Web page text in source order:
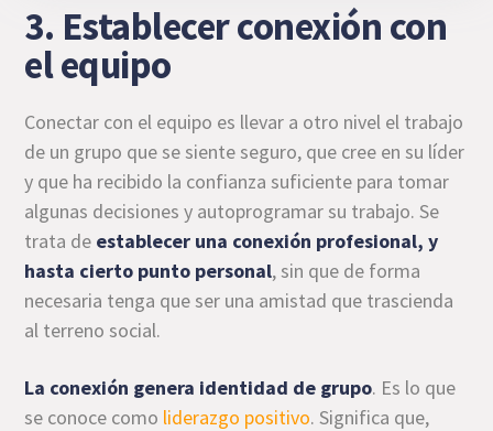
3. Establecer conexión con
el equipo
Conectar con el equipo es llevar a otro nivel el trabajo
de un grupo que se siente seguro, que cree en su líder
y que ha recibido la confianza suficiente para tomar
algunas decisiones y autoprogramar su trabajo. Se
trata de establecer una conexión profesional, y
hasta cierto punto personal, sin que de forma
necesaria tenga que ser una amistad que trascienda
al terreno social.
La conexión genera identidad de grupo. Es lo que
se conoce como liderazgo positivo. Significa que,